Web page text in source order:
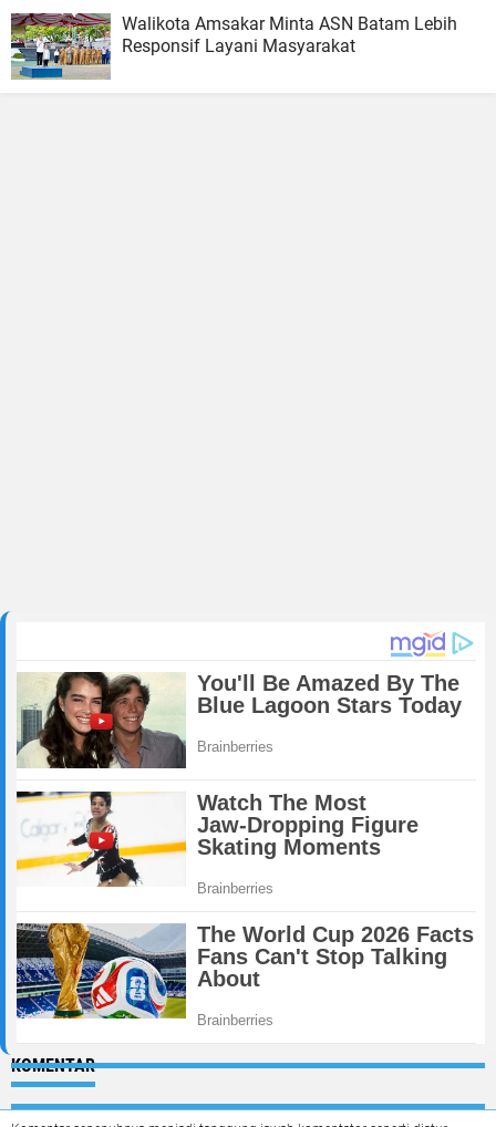
Walikota Amsakar Minta ASN Batam Lebih
Responsif Layani Masyarakat
KOMENTAR